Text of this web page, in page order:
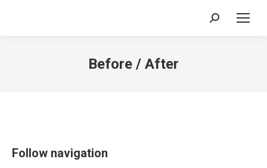
Search:
Before / After
Follow navigation